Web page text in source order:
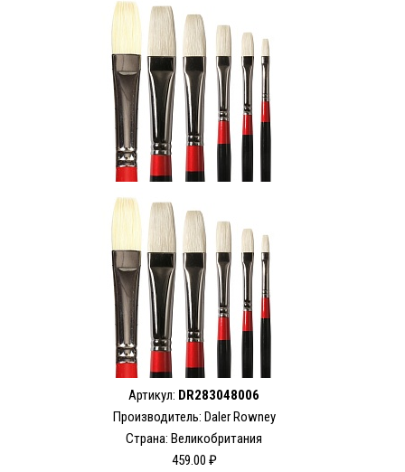
Артикул: DR283048006
Производитель: Daler Rowney
Страна: Великобритания
459.00 ₽